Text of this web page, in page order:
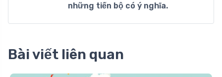
những tiến bộ có ý nghĩa.
Bài viết liên quan